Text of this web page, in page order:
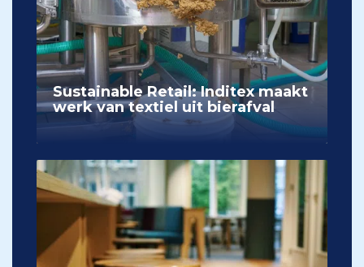
Sustainable Retail: Inditex maakt
werk van textiel uit bierafval